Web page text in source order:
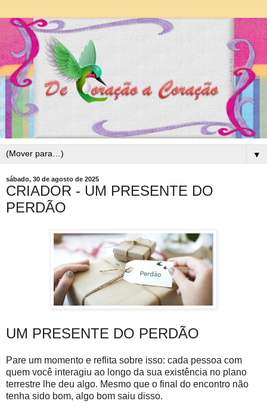
▼
sábado, 30 de agosto de 2025
CRIADOR - UM PRESENTE DO
PERDÃO
UM PRESENTE DO PERDÃO
Pare um momento e reflita sobre isso: cada pessoa com
quem você interagiu ao longo da sua existência no plano
terrestre lhe deu algo. Mesmo que o final do encontro não
tenha sido bom, algo bom saiu disso.